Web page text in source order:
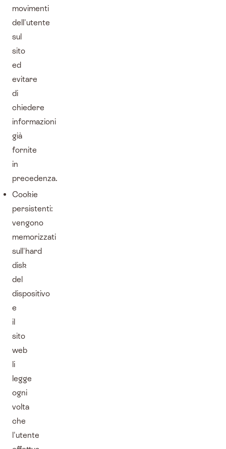
movimenti
dell'utente
sul
sito
ed
evitare
di
chiedere
informazioni
già
fornite
in
precedenza.
Cookie
persistenti:
vengono
memorizzati
sull'hard
disk
del
dispositivo
e
il
sito
web
li
legge
ogni
volta
che
l'utente